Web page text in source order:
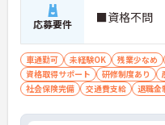
応募要件 ■資格不問
車通勤可 未経験OK 残業少なめ
資格取得サポート
研修制度あり
社会保険完備
交通費支給 退職金